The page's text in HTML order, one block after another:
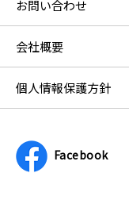
お問い合わせ
会社概要
個人情報保護方針
Facebook